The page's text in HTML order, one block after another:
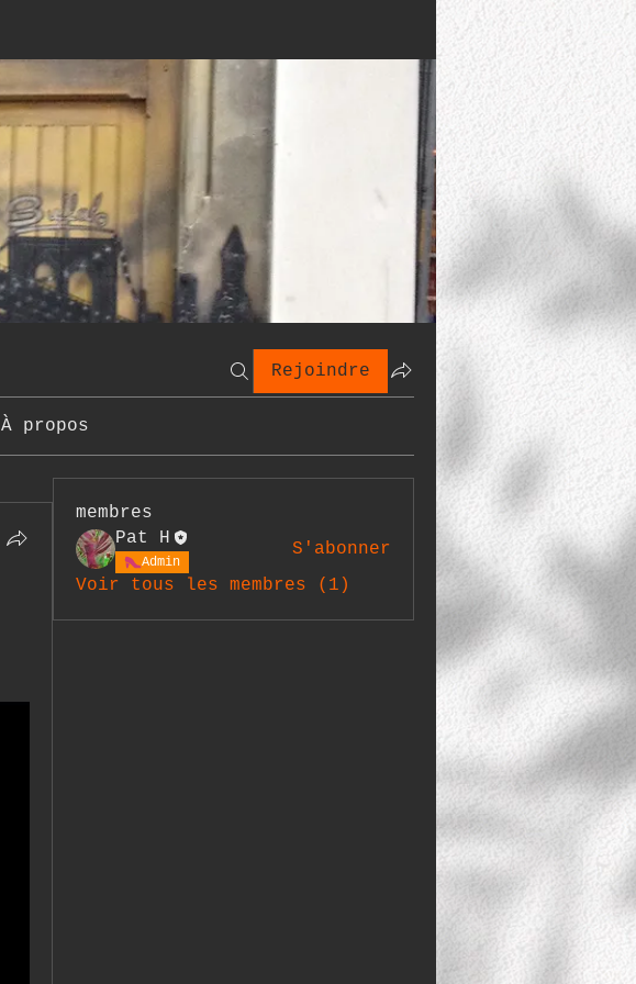
Rejoindre
À propos
membres
Pat H
Admin
S'abonner
Voir tous les membres (1)